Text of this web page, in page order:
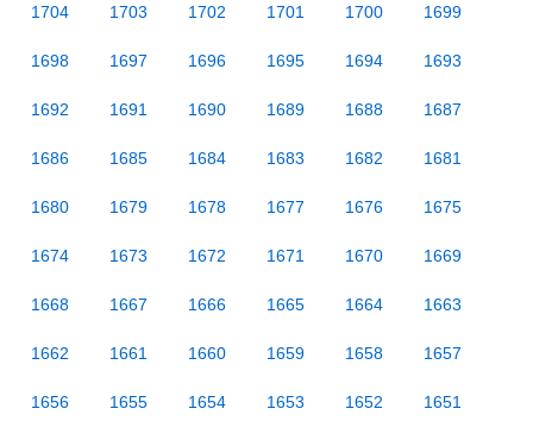
1704 1703 1702 1701 1700 1699
1698 1697 1696 1695 1694 1693
1692 1691 1690 1689 1688 1687
1686 1685 1684 1683 1682 1681
1680 1679 1678 1677 1676 1675
1674 1673 1672 1671 1670 1669
1668 1667 1666 1665 1664 1663
1662 1661 1660 1659 1658 1657
1656 1655 1654 1653 1652 1651